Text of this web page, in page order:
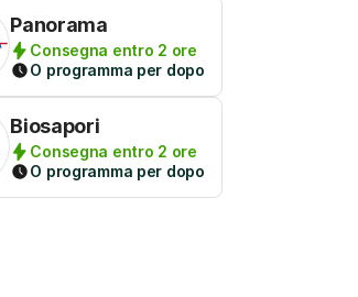
Panorama
Consegna entro 2 ore
O programma per dopo
Biosapori
Consegna entro 2 ore
O programma per dopo